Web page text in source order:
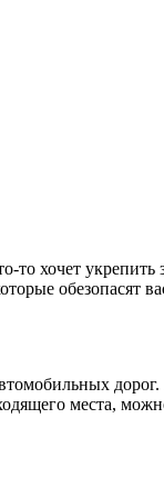
хочет
обезопасят
места,